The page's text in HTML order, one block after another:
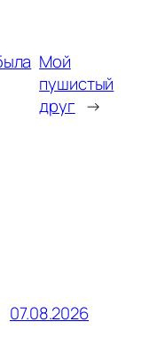
Мой
пушистый
друг →
07.08.2026